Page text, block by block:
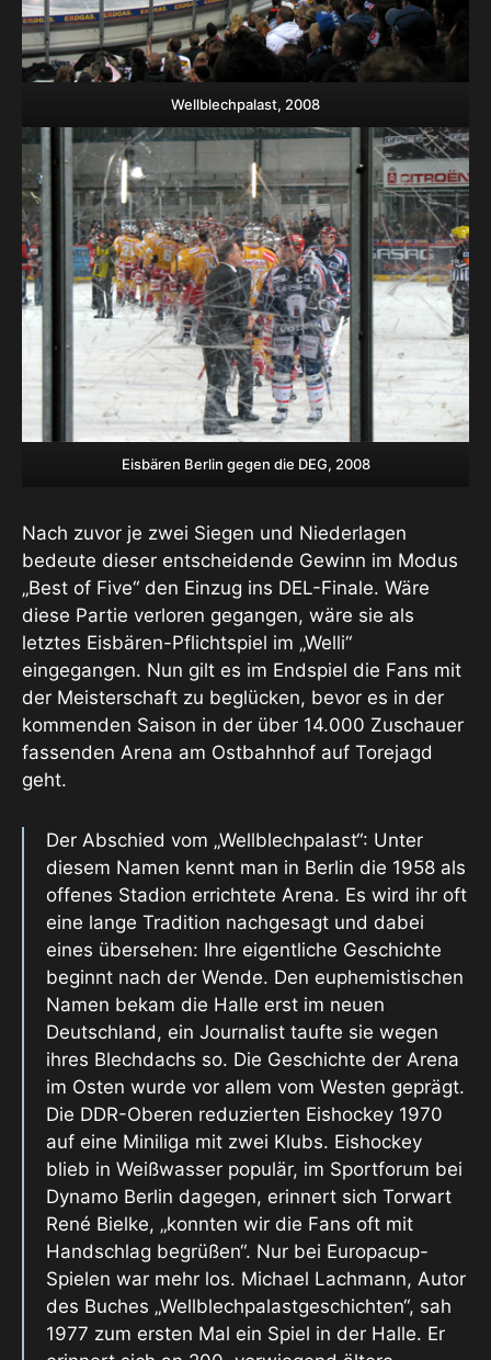
Wellblechpalast, 2008
Eisbären Berlin gegen die DEG, 2008
Nach zuvor je zwei Siegen und Niederlagen
bedeute dieser entscheidende Gewinn im Modus
„Best of Five“ den Einzug ins DEL-Finale. Wäre
diese Partie verloren gegangen, wäre sie als
letztes Eisbären-Pflichtspiel im „Welli“
eingegangen. Nun gilt es im Endspiel die Fans mit
der Meisterschaft zu beglücken, bevor es in der
kommenden Saison in der über 14.000 Zuschauer
fassenden Arena am Ostbahnhof auf Torejagd
geht.
Der Abschied vom „Wellblechpalast“: Unter
diesem Namen kennt man in Berlin die 1958 als
offenes Stadion errichtete Arena. Es wird ihr oft
eine lange Tradition nachgesagt und dabei
eines übersehen: Ihre eigentliche Geschichte
beginnt nach der Wende. Den euphemistischen
Namen bekam die Halle erst im neuen
Deutschland, ein Journalist taufte sie wegen
ihres Blechdachs so. Die Geschichte der Arena
im Osten wurde vor allem vom Westen geprägt.
Die DDR-Oberen reduzierten Eishockey 1970
auf eine Miniliga mit zwei Klubs. Eishockey
blieb in Weißwasser populär, im Sportforum bei
Dynamo Berlin dagegen, erinnert sich Torwart
René Bielke, „konnten wir die Fans oft mit
Handschlag begrüßen“. Nur bei Europacup-
Spielen war mehr los. Michael Lachmann, Autor
des Buches „Wellblechpalastgeschichten“, sah
1977 zum ersten Mal ein Spiel in der Halle. Er